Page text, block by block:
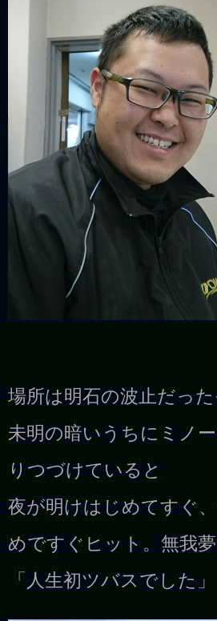
場所は明石の波止だっ
未明の暗いうちにミノ
りつづけていると
夜が明けはじめてすぐ
めですぐヒット。無我
「人生初ツバスでした